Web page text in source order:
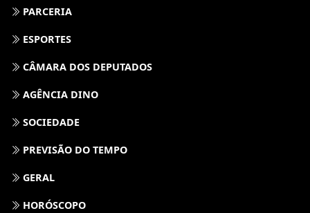
PARCERIA
ESPORTES
CÂMARA DOS DEPUTADOS
AGÊNCIA DINO
SOCIEDADE
PREVISÃO DO TEMPO
GERAL
HORÓSCOPO